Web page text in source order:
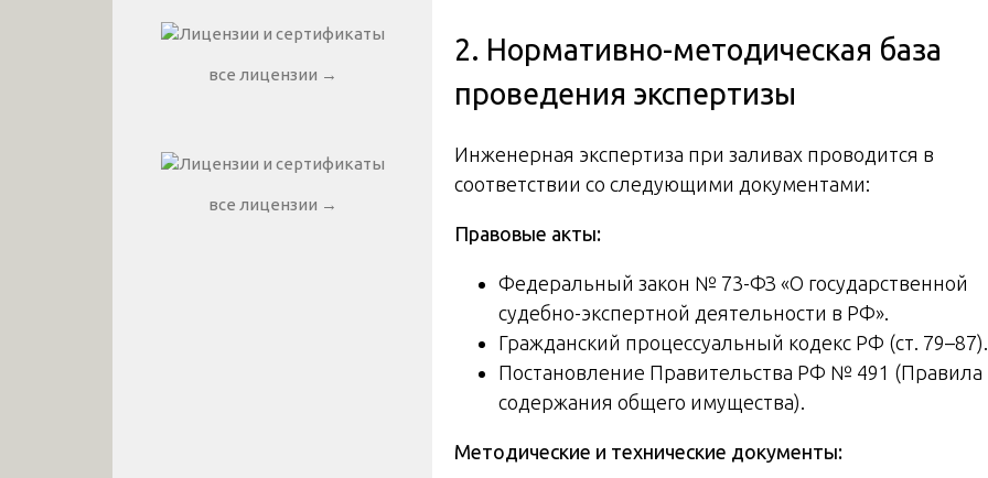
2. Нормативно-методическая база
проведения экспертизы
Инженерная экспертиза при заливах проводится в
соответствии со следующими документами:
Правовые акты:
Федеральный закон № 73-ФЗ «О государственной
судебно-экспертной деятельности в РФ».
Гражданский процессуальный кодекс РФ (ст. 79–87).
Постановление Правительства РФ № 491 (Правила
содержания общего имущества).
Методические и технические документы:
все лицензии →
все лицензии →